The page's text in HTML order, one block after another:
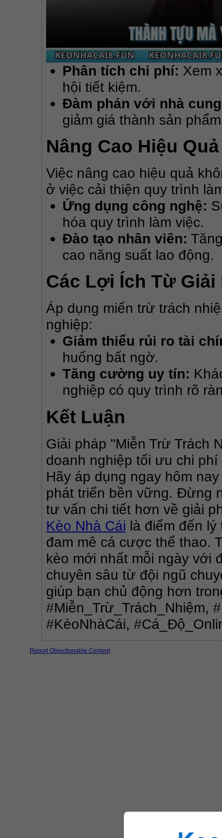
Phân tích chi phí: Xem
hội tiết kiệm.
Đàm phán với nhà
giảm giá thành sản
Nâng Cao Hiệu
Việc nâng cao hiệu quả
ở việc cải thiện quy trình
Ứng dụng công nghệ:
hóa quy trình làm việc.
Đào tạo nhân viên:
cao năng suất lao động.
Các Lợi Ích Từ Giải
Áp dụng miến trừ trách
nghiệp:
Giảm thiểu rủi ro tài
huống bất ngờ.
Tăng cường uy tín:
nghiệp có quy trình rõ
Kết Luận
Giải pháp "Miễn Trừ Trách
doanh nghiệp tối ưu chi
Hãy áp dụng ngay hôm
phát triển bền vững. Đừng
tư vấn chi tiết hơn về giải
Kèo Nhà Cái là điểm đến
đam mê cá cược thể thao.
kèo mới nhất mỗi ngày với
chuyên sâu từ đội ngũ
giúp bạn chủ động hơn
#Miễn_Trừ_Trách_Nhiệm,
#KèoNhàCái,
Report Objectionable Content